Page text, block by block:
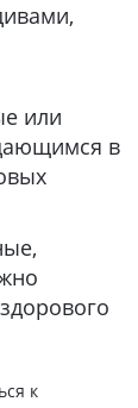
или
в
к